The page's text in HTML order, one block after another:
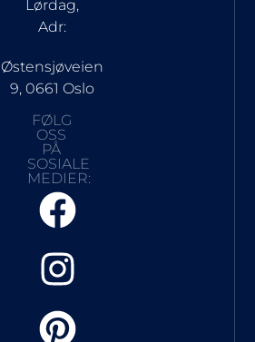
Lørdag,
Adr:
Østensjøveien
9, 0661 Oslo
FØLG
OSS
PÅ
SOSIALE
MEDIER: